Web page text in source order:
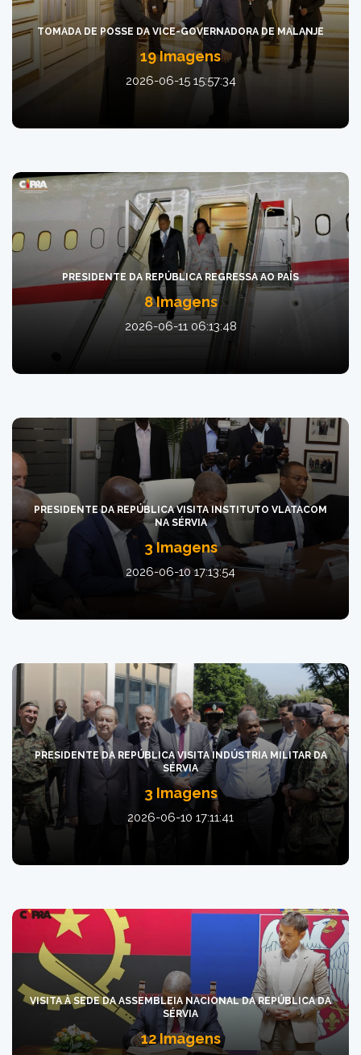
TOMADA DE POSSE DA VICE-GOVERNADORA DE MALANJE
19 Imagens
2026-06-15 15:57:34
PRESIDENTE DA REPÚBLICA REGRESSA AO PAÍS
8 Imagens
2026-06-11 06:13:48
PRESIDENTE DA REPÚBLICA VISITA INSTITUTO VLATACOM
NA SÉRVIA
3 Imagens
2026-06-10 17:13:54
PRESIDENTE DA REPÚBLICA VISITA INDÚSTRIA MILITAR DA
SÉRVIA
3 Imagens
2026-06-10 17:11:41
VISITA À SEDE DA ASSEMBLEIA NACIONAL DA REPÚBLICA DA
SÉRVIA
12 Imagens